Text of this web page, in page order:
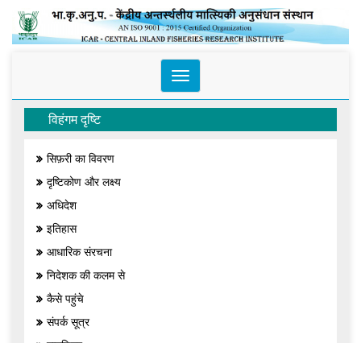
Toggle
navigation
विहंगम दृष्टि
सिफ़री का विवरण
दृष्टिकोण और लक्ष्य
अधिदेश
इतिहास
आधारिक संरचना
निदेशक की कलम से
कैसे पहुंचे
संपर्क सूत्र